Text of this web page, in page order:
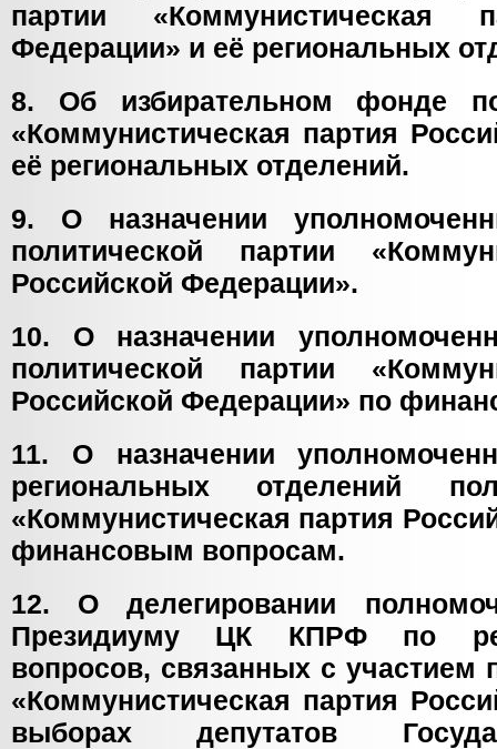
партии «Коммунистическая
Федерации» и её региональных
8. Об избирательном фонде
«Коммунистическая партия
её региональных отделений.
9. О назначении
политической партии
Российской Федерации».
10. О назначении
политической партии
Российской Федерации» по
11. О назначении
региональных отделений
«Коммунистическая партия
финансовым вопросам.
12. О делегировании
Президиуму ЦК КПРФ по
вопросов, связанных с участием
«Коммунистическая партия
выборах депутатов